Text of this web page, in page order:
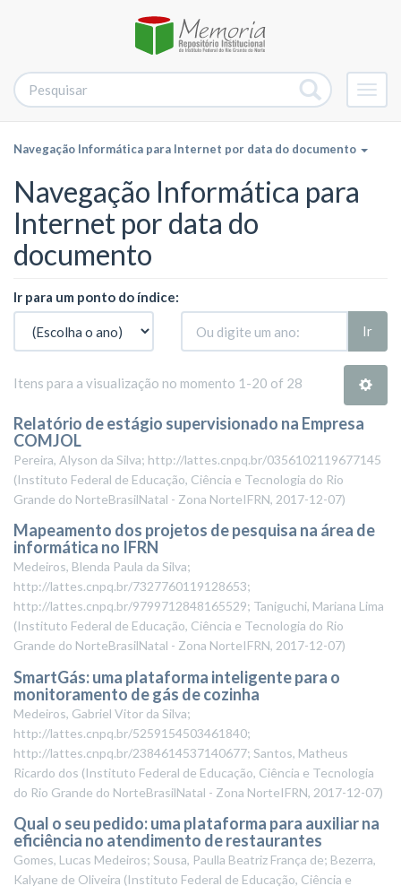
Navegação Informática para Internet por data do documento
Navegação Informática para
Internet por data do
documento
Ir para um ponto do índice:
Ir
Itens para a visualização no momento 1-20 of 28
Relatório de estágio supervisionado na Empresa
COMJOL
Pereira, Alyson da Silva; http://lattes.cnpq.br/0356102119677145
(Instituto Federal de Educação, Ciência e Tecnologia do Rio
Grande do NorteBrasilNatal - Zona NorteIFRN, 2017-12-07)
Mapeamento dos projetos de pesquisa na área de
informática no IFRN
Medeiros, Blenda Paula da Silva;
http://lattes.cnpq.br/7327760119128653;
http://lattes.cnpq.br/9799712848165529; Taniguchi, Mariana Lima
(Instituto Federal de Educação, Ciência e Tecnologia do Rio
Grande do NorteBrasilNatal - Zona NorteIFRN, 2017-12-07)
SmartGás: uma plataforma inteligente para o
monitoramento de gás de cozinha
Medeiros, Gabriel Vitor da Silva;
http://lattes.cnpq.br/5259154503461840;
http://lattes.cnpq.br/2384614537140677; Santos, Matheus
Ricardo dos (Instituto Federal de Educação, Ciência e Tecnologia
do Rio Grande do NorteBrasilNatal - Zona NorteIFRN, 2017-12-07)
Qual o seu pedido: uma plataforma para auxiliar na
eficiência no atendimento de restaurantes
Gomes, Lucas Medeiros; Sousa, Paulla Beatriz França de; Bezerra,
Kalyane de Oliveira (Instituto Federal de Educação, Ciência e